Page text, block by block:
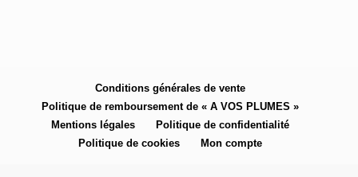
Conditions générales de vente
Politique de remboursement de « A VOS PLUMES »
Mentions légales
Politique de confidentialité
Politique de cookies
Mon compte